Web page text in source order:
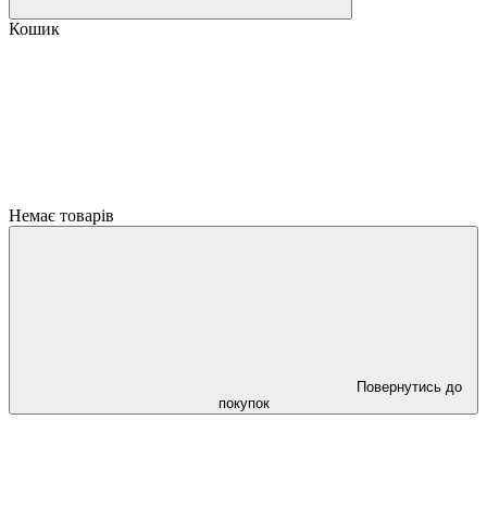
Кошик
Немає товарів
Повернутись до
покупок